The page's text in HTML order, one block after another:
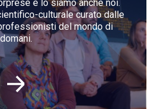
e lo siamo anche noi.
culturale curato dalle
del mondo di
domani.